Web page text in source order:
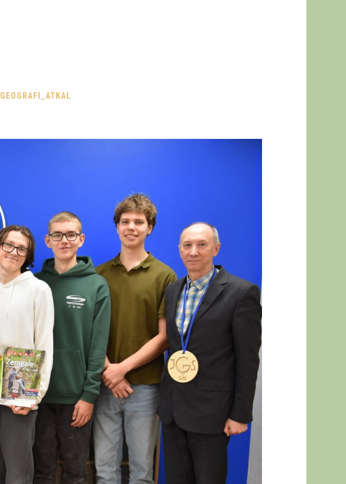
GEOGRAFI_ATKAL